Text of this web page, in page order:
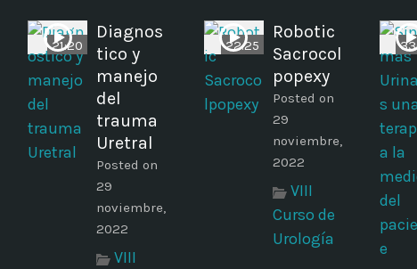
21:20
Diagnos
tico y
manejo
del
trauma
Uretral
Posted on
29
noviembre,
2022
VIII
22:25
Robotic
Sacrocol
popexy
Posted on
29
noviembre,
2022
VIII
Curso de
Urología